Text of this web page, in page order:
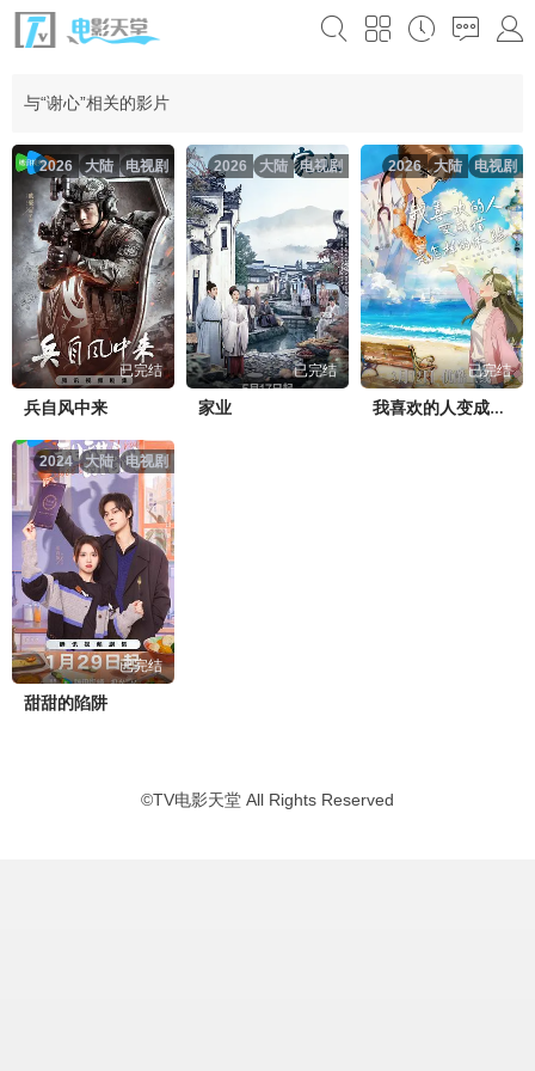
与“谢心”相关的影片
电视剧
大陆
2026
已完结
兵自风中来
电视剧
大陆
2026
已完结
家业
电视剧
大陆
2026
已完结
我喜欢的人变成猫是怎样的体验
电视剧
大陆
2024
已完结
甜甜的陷阱
©TV电影天堂 All Rights Reserved